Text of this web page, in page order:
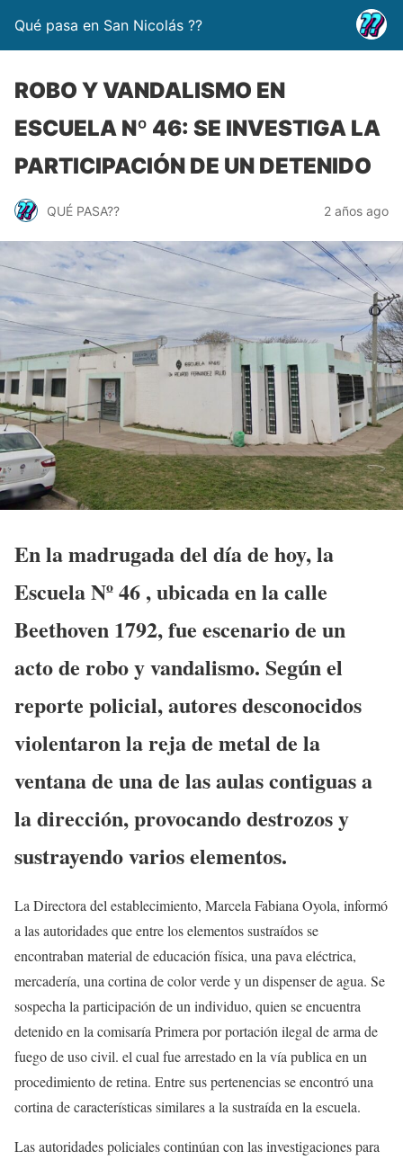
Qué pasa en San Nicolás ??
ROBO Y VANDALISMO EN
ESCUELA Nº 46: SE INVESTIGA LA
PARTICIPACIÓN DE UN DETENIDO
QUÉ PASA?? 2 años ago
En la madrugada del día de hoy, la
Escuela Nº 46 , ubicada en la calle
Beethoven 1792, fue escenario de un
acto de robo y vandalismo. Según el
reporte policial, autores desconocidos
violentaron la reja de metal de la
ventana de una de las aulas contiguas a
la dirección, provocando destrozos y
sustrayendo varios elementos.
La Directora del establecimiento, Marcela Fabiana Oyola, informó
a las autoridades que entre los elementos sustraídos se
encontraban material de educación física, una pava eléctrica,
mercadería, una cortina de color verde y un dispenser de agua. Se
sospecha la participación de un individuo, quien se encuentra
detenido en la comisaría Primera por portación ilegal de arma de
fuego de uso civil. el cual fue arrestado en la vía publica en un
procedimiento de retina. Entre sus pertenencias se encontró una
cortina de características similares a la sustraída en la escuela.
Las autoridades policiales continúan con las investigaciones para